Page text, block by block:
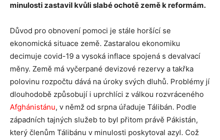
minulosti zastavil kvůli slabé ochotě země k reformám.
Důvod pro obnovení pomoci je stále horšící se
ekonomická situace země. Zastaralou ekonomiku
decimuje covid-19 a vysoká inflace spojená s devalvací
měny. Země má vyčerpané devizové rezervy a takřka
polovinu rozpočtu dává na úroky svých dluhů. Problémy jí
dlouhodobě způsobují i uprchlíci z válkou rozvráceného
Afghánistánu, v němž od srpna úřaduje Tálibán. Podle
západních tajných služeb to byl přitom právě Pákistán,
který členům Tálibánu v minulosti poskytoval azyl. Což